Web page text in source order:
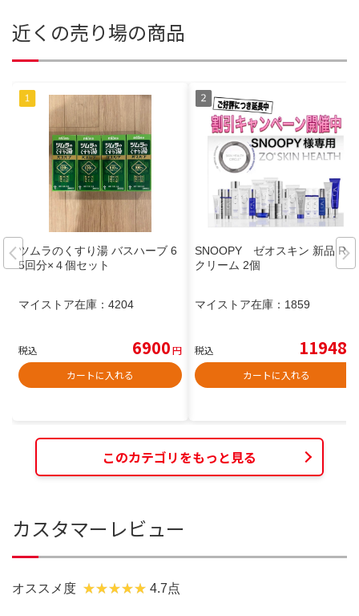
近くの売り場の商品
ツムラのくすり湯 バスハーブ 6
5回分×４個セット
マイストア在庫： 4204
税込 6900円
カートに入れる
SNOOPY ゼオスキン 新品 RC
クリーム 2個
マイストア在庫： 1859
税込 11948
カートに入れる
このカテゴリをもっと見る
カスタマーレビュー
オススメ度 4.7点